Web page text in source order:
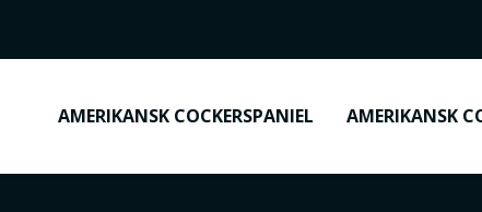
AMERIKANSK COCKERSPANIEL AMERIKANSK